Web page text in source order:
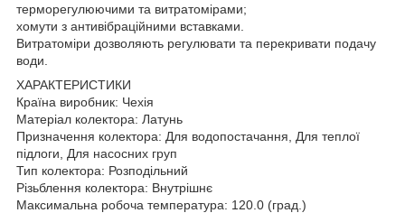
терморегулюючими та витратомірами;
хомути з антивібраційними вставками.
Витратоміри дозволяють регулювати та перекривати подачу
води.
ХАРАКТЕРИСТИКИ
Країна виробник: Чехія
Матеріал колектора: Латунь
Призначення колектора: Для водопостачання, Для теплої
підлоги, Для насосних груп
Тип колектора: Розподільний
Різьблення колектора: Внутрішнє
Максимальна робоча температура: 120.0 (град.)